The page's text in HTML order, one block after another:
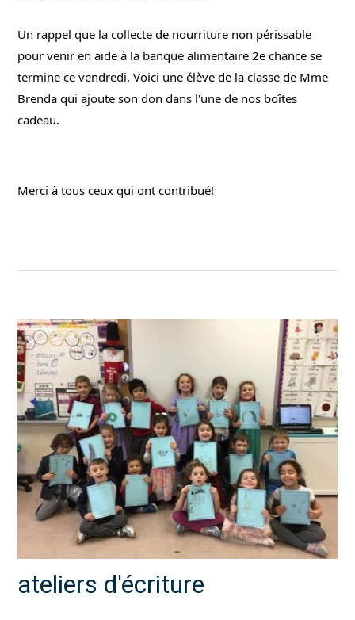
Un rappel que la collecte de nourriture non périssable
pour venir en aide à la banque alimentaire 2e chance se
termine ce vendredi. Voici une élève de la classe de Mme
Brenda qui ajoute son don dans l'une de nos boîtes
cadeau.
Merci à tous ceux qui ont contribué!
ateliers d'écriture